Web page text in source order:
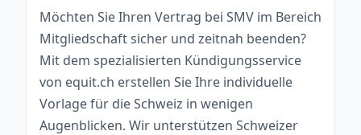
Möchten Sie Ihren Vertrag bei SMV im Bereich
Mitgliedschaft sicher und zeitnah beenden?
Mit dem spezialisierten Kündigungsservice
von equit.ch erstellen Sie Ihre individuelle
Vorlage für die Schweiz in wenigen
Augenblicken. Wir unterstützen Schweizer